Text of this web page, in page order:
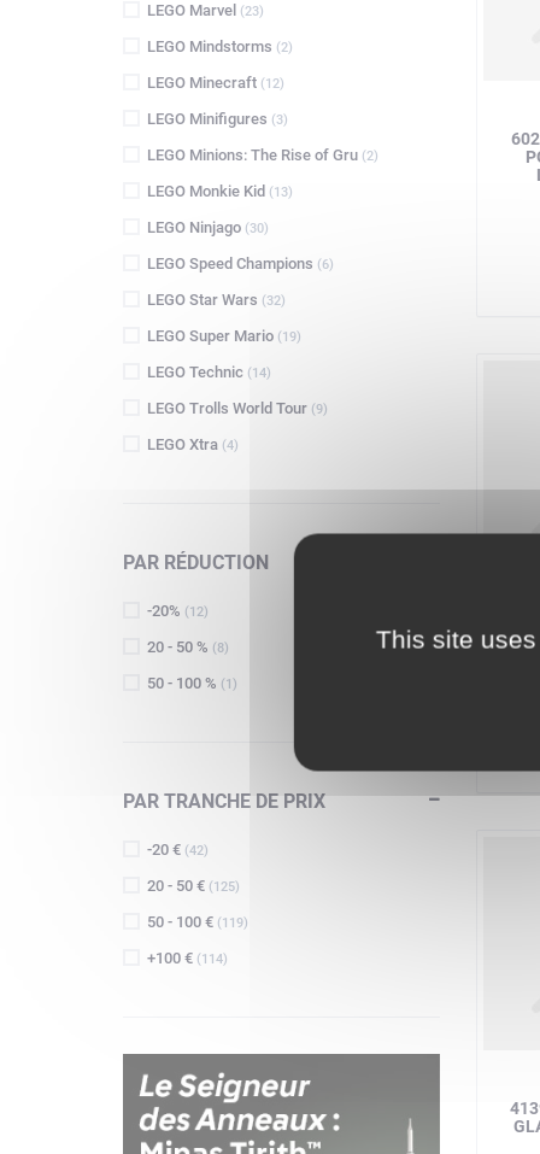
LEGO Marvel (23)
LEGO Mindstorms (2)
LEGO Minecraft (12)
LEGO Minifigures (3)
LEGO Minions: The Rise of Gru (2)
LEGO Monkie Kid (13)
LEGO Ninjago (30)
LEGO Speed Champions (6)
LEGO Star Wars (32)
LEGO Super Mario (19)
LEGO Technic (14)
LEGO Trolls World Tour (9)
LEGO Xtra (4)
PAR RÉDUCTION
-20% (12)
20 - 50 % (8)
50 - 100 % (1)
PAR TRANCHE DE PRIX
-20 € (42)
20 - 50 € (125)
50 - 100 € (119)
+100 € (114)
This site